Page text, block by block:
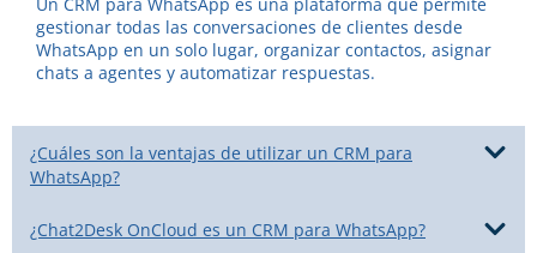
gestionar todas las conversaciones de clientes desde
WhatsApp en un solo lugar, organizar contactos, asignar
chats a agentes y automatizar respuestas.
¿Cuáles son la ventajas de utilizar un CRM para
WhatsApp?
¿Chat2Desk OnCloud es un CRM para WhatsApp?